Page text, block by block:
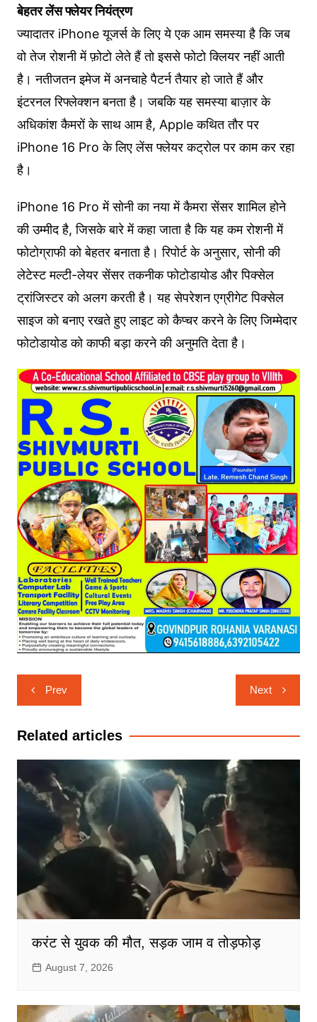
बेहतर लेंस फ्लेयर नियंत्रण
ज्यादातर iPhone यूजर्स के लिए ये एक आम समस्या है कि जब
वो तेज रोशनी में फ़ोटो लेते हैं तो इससे फोटो क्लियर नहीं आती
है। नतीजतन इमेज में अनचाहे पैटर्न तैयार हो जाते हैं और
इंटरनल रिफ्लेक्शन बनता है। जबकि यह समस्या बाज़ार के
अधिकांश कैमरों के साथ आम है, Apple कथित तौर पर
iPhone 16 Pro के लिए लेंस फ्लेयर कट्रोल पर काम कर रहा
है।
iPhone 16 Pro में सोनी का नया में कैमरा सेंसर शामिल होने
की उम्मीद है, जिसके बारे में कहा जाता है कि यह कम रोशनी में
फोटोग्राफी को बेहतर बनाता है। रिपोर्ट के अनुसार, सोनी की
लेटेस्ट मल्टी-लेयर सेंसर तकनीक फोटोडायोड और पिक्सेल
ट्रांजिस्टर को अलग करती है। यह सेपरेशन एग्रीगेट पिक्सेल
साइज को बनाए रखते हुए लाइट को कैप्चर करने के लिए जिम्मेदार
फोटोडायोड को काफी बड़ा करने की अनुमति देता है।
Post
navigation
Prev Next
Related articles
करंट से युवक की मौत, सड़क जाम व तोड़फोड़
August 7, 2026